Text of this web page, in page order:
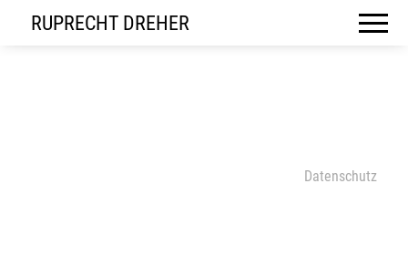
RUPRECHT DREHER
Datenschutz